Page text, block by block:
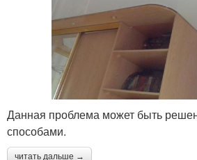
Данная проблема может быть
способами.
читать дальше →